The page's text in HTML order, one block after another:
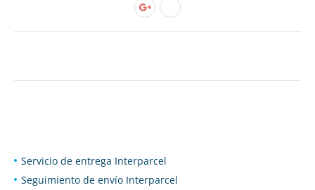
Servicio de entrega Interparcel
Seguimiento de envío Interparcel